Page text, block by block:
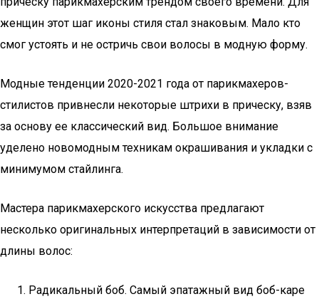
женщин этот шаг иконы стиля стал знаковым. Мало кто
смог устоять и не остричь свои волосы в модную форму.
Модные тенденции 2020-2021 года от парикмахеров-
стилистов привнесли некоторые штрихи в прическу, взяв
за основу ее классический вид. Большое внимание
уделено новомодным техникам окрашивания и укладки с
минимумом стайлинга.
Мастера парикмахерского искусства предлагают
несколько оригинальных интерпретаций в зависимости от
длины волос:
Радикальный боб. Самый эпатажный вид боб-каре